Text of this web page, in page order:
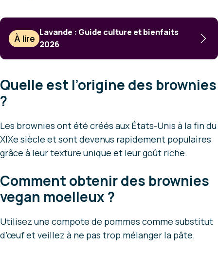
À lire
Lavande : Guide culture et bienfaits
2026
Quelle est l’origine des brownies
?
Les brownies ont été créés aux États-Unis à la fin du
XIXe siècle et sont devenus rapidement populaires
grâce à leur texture unique et leur goût riche.
Comment obtenir des brownies
vegan moelleux ?
Utilisez une compote de pommes comme substitut
d’œuf et veillez à ne pas trop mélanger la pâte.